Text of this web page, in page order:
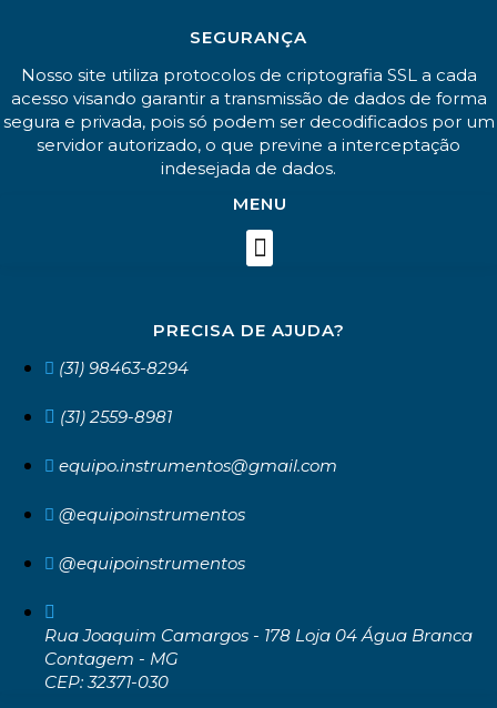
SEGURANÇA
Nosso site utiliza protocolos de criptografia SSL a cada
acesso visando garantir a transmissão de dados de forma
segura e privada, pois só podem ser decodificados por um
servidor autorizado, o que previne a interceptação
indesejada de dados.
MENU
PRECISA DE AJUDA?
(31) 98463-8294
(31) 2559-8981
equipo.instrumentos@gmail.com
@equipoinstrumentos
@equipoinstrumentos
Rua Joaquim Camargos - 178 Loja 04 Água Branca
Contagem - MG
CEP: 32371-030